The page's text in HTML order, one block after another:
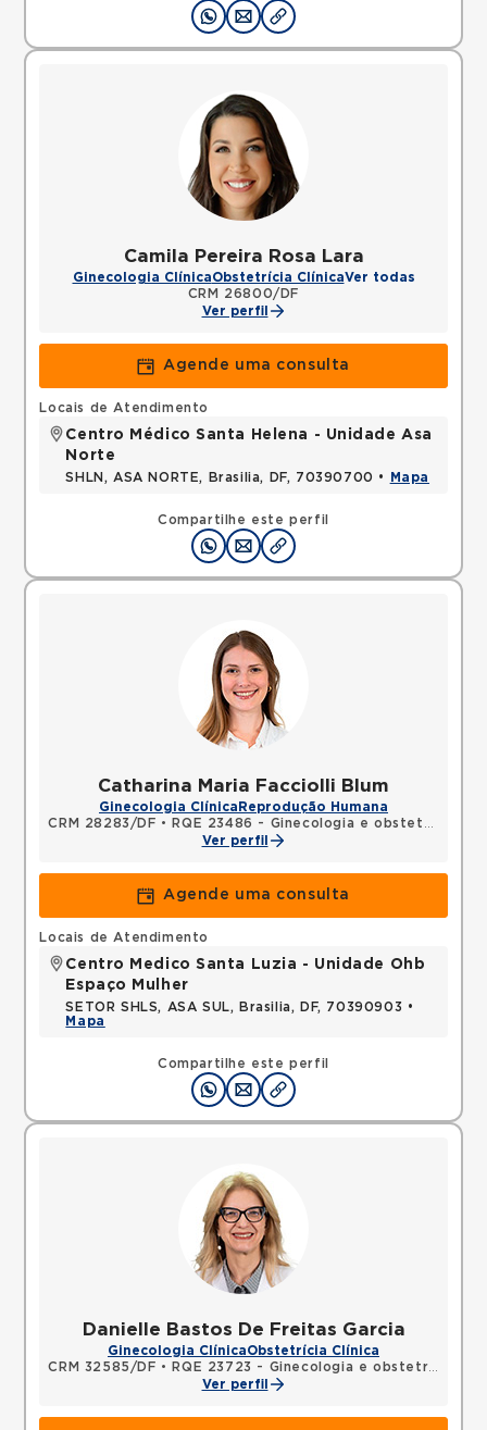
Camila Pereira Rosa Lara
Ginecologia ClínicaObstetrícia ClínicaVer todas
CRM 26800/DF
Ver perfil
Agende uma consulta
Compartilhe este perfil
Locais de Atendimento
Centro Médico Santa Helena - Unidade Asa
Norte
SHLN, ASA NORTE, Brasilia, DF, 70390700 • Mapa
Catharina Maria Facciolli Blum
Ginecologia Clínica Reprodução Humana
CRM 28283/DF •
RQE 23486 - Ginecologia e obstetrícia
Ver perfil
Agende uma consulta
Compartilhe este perfil
Locais de Atendimento
Centro Medico Santa Luzia - Unidade Ohb
Espaço Mulher
SETOR SHLS, ASA SUL, Brasilia, DF, 70390903 •
Mapa
Danielle Bastos De Freitas Garcia
Ginecologia ClínicaObstetrícia Clínica
CRM 32585/DF •
RQE 23723 - Ginecologia e obstetrícia
Ver perfil